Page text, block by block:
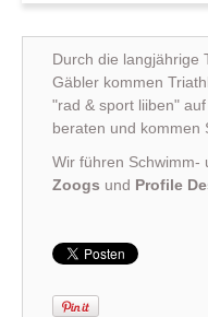
Durch die langjährige
Gäbler kommen
"rad & sport liiben"
beraten und kommen
Wir führen Schwimm-
Zoogs und Profile